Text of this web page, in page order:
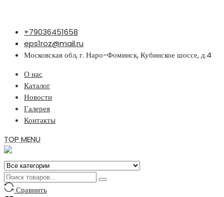
Перейти
содержимому
+79036451658
eps1roz@mail.ru
Московская обл, г. Наро-Фоминск, Кубинское шоссе, д.4
О нас
Каталог
Новости
Галерея
Контакты
TOP MENU
Сравнить